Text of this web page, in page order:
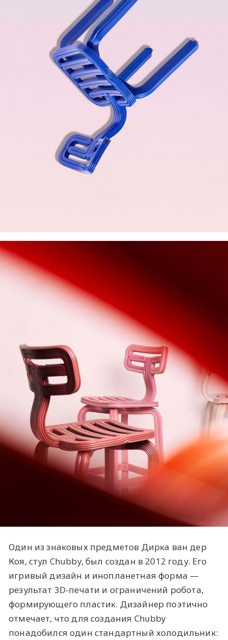
Один из знаковых предметов Дирка ван дер
Коя, стул Chubby, был создан в 2012 году. Его
игривый дизайн и инопланетная форма —
результат 3D-печати и ограничений робота,
формирующего пластик. Дизайнер поэтично
отмечает, что для создания Chubby
понадобился один стандартный холодильник: